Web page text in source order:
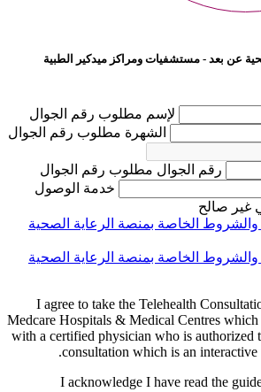
عن بعد - مستشفيات ومراكز ميدكير الطبية
لإسم مطلوب رقم الجوال
الشهرة مطلوب رقم الجوال
رقم الجوال مطلوب رقم الجوال
خدمة الوصول
غير صالح
والشروط الخاصة بمنصة الرعاية الصحية
والشروط الخاصة بمنصة الرعاية الصحية
I agree to take the Telehealth
Medcare Hospitals & Medical Centres
with a certified physician who is authorized
consultation which is an interactive
I acknowledge I have read the